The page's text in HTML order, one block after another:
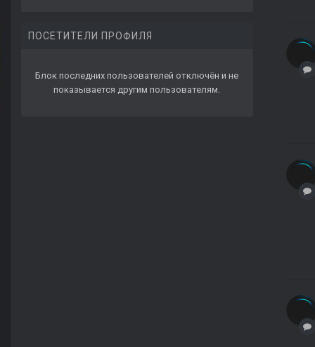
ПОСЕТИТЕЛИ ПРОФИЛЯ
Блок последних пользователей отключён и не
показывается другим пользователям.